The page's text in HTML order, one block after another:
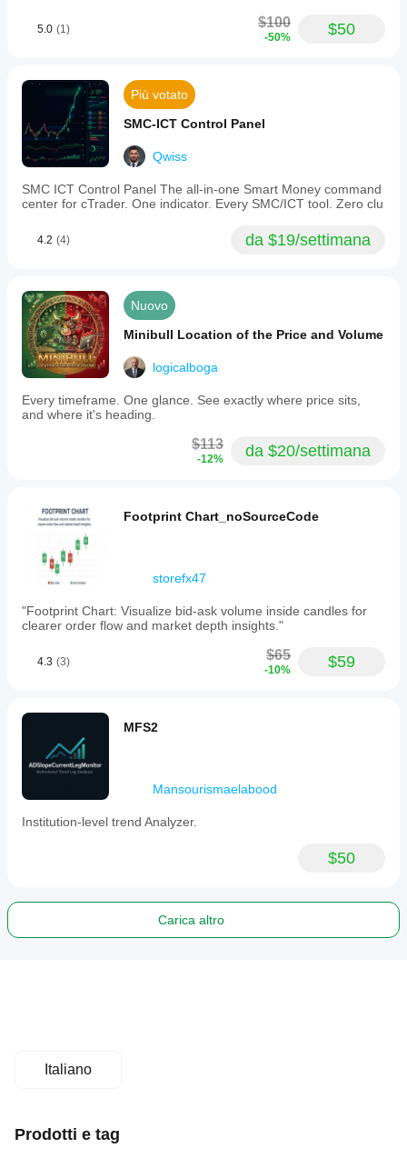
5.0 (1) $100
-50% $50
Più votato
SMC-ICT Control Panel
Qwiss
SMC ICT Control Panel The all-in-one Smart Money command
center for cTrader. One indicator. Every SMC/ICT tool. Zero clu
4.2 (4) da $19/settimana
Nuovo
Minibull Location of the Price and Volume
logicalboga
Every timeframe. One glance. See exactly where price sits,
and where it's heading.
$113
-12% da $20/settimana
Footprint Chart_noSourceCode
storefx47
"Footprint Chart: Visualize bid-ask volume inside candles for
clearer order flow and market depth insights."
4.3 (3) $65
-10% $59
MFS2
Mansourismaelabood
Institution-level trend Analyzer.
$50
Carica altro
Italiano
Prodotti e tag